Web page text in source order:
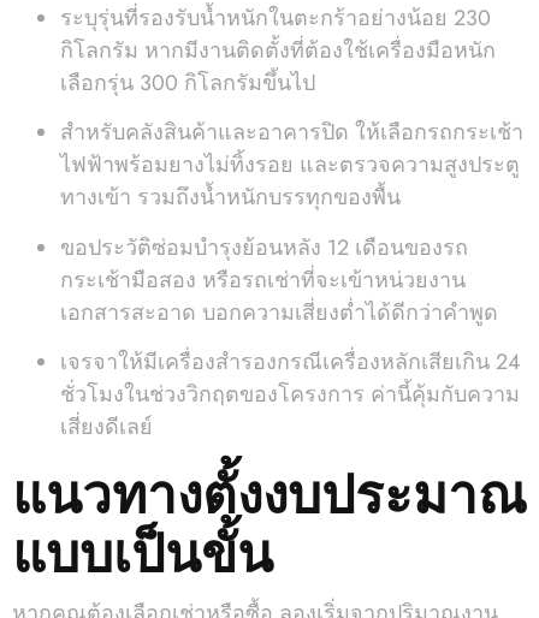
ระบุรุ่นที่รองรับน้ำหนักในตะกร้าอย่างน้อย 230
กิโลกรัม หากมีงานติดตั้งที่ต้องใช้เครื่องมือหนัก
เลือกรุ่น 300 กิโลกรัมขึ้นไป
สำหรับคลังสินค้าและอาคารปิด ให้เลือกรถกระเช้า
ไฟฟ้าพร้อมยางไม่ทิ้งรอย และตรวจความสูงประตู
ทางเข้า รวมถึงน้ำหนักบรรทุกของพื้น
ขอประวัติซ่อมบำรุงย้อนหลัง 12 เดือนของรถ
กระเช้ามือสอง หรือรถเช่าที่จะเข้าหน่วยงาน
เอกสารสะอาด บอกความเสี่ยงต่ำได้ดีกว่าคำพูด
เจรจาให้มีเครื่องสำรองกรณีเครื่องหลักเสียเกิน 24
ชั่วโมงในช่วงวิกฤตของโครงการ ค่านี้คุ้มกับความ
เสี่ยงดีเลย์
แนวทางตั้งงบประมาณ
แบบเป็นขั้น